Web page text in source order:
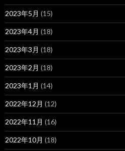
2023年5月 (15)
2023年4月 (18)
2023年3月 (18)
2023年2月 (18)
2023年1月 (14)
2022年12月 (12)
2022年11月 (16)
2022年10月 (18)